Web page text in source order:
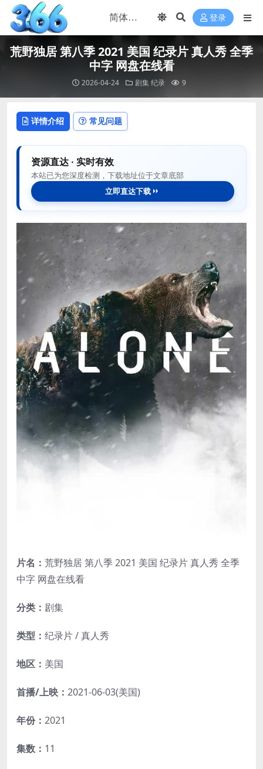
登录
荒野独居 第八季 2021 美国 纪录片 真人秀 全季
中字 网盘在线看
2026-04-24 剧集纪录 9
详情介绍 常见问题
资源直达 · 实时有效
本站已为您深度检测，下载地址位于文章底部
立即直达下载
片名： 荒野独居 第八季 2021 美国 纪录片 真人秀 全季
中字 网盘在线看
分类： 剧集
类型： 纪录片 / 真人秀
地区： 美国
首播/上映： 2021-06-03(美国)
年份： 2021
集数： 11